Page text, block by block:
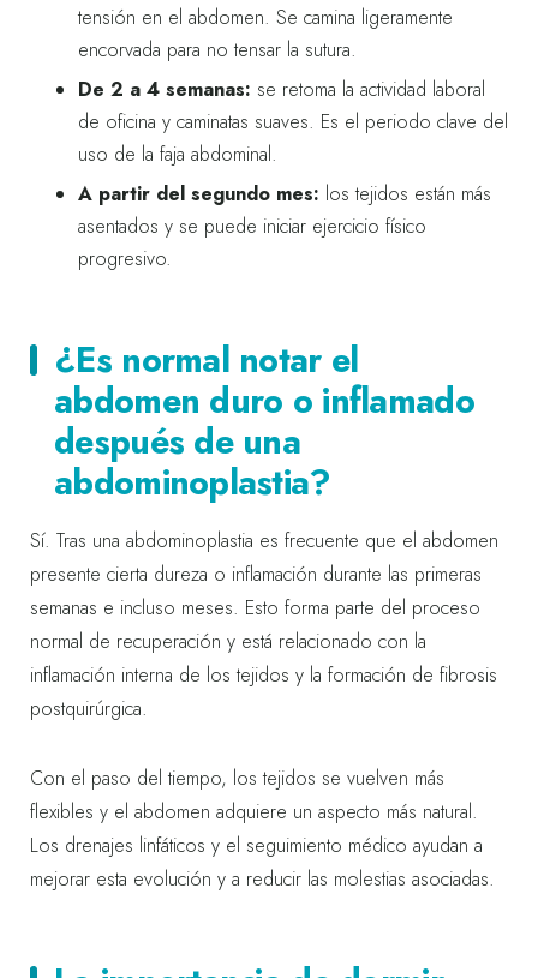
tensión en el abdomen. Se camina ligeramente
encorvada para no tensar la sutura.
De 2 a 4 semanas: se retoma la actividad laboral
de oficina y caminatas suaves. Es el periodo clave del
uso de la faja abdominal.
A partir del segundo mes: los tejidos están más
asentados y se puede iniciar ejercicio físico
progresivo.
¿Es normal notar el
abdomen duro o inflamado
después de una
abdominoplastia?
Sí. Tras una abdominoplastia es frecuente que el abdomen
presente cierta dureza o inflamación durante las primeras
semanas e incluso meses. Esto forma parte del proceso
normal de recuperación y está relacionado con la
inflamación interna de los tejidos y la formación de fibrosis
postquirúrgica.
Con el paso del tiempo, los tejidos se vuelven más
flexibles y el abdomen adquiere un aspecto más natural.
Los drenajes linfáticos y el seguimiento médico ayudan a
mejorar esta evolución y a reducir las molestias asociadas.